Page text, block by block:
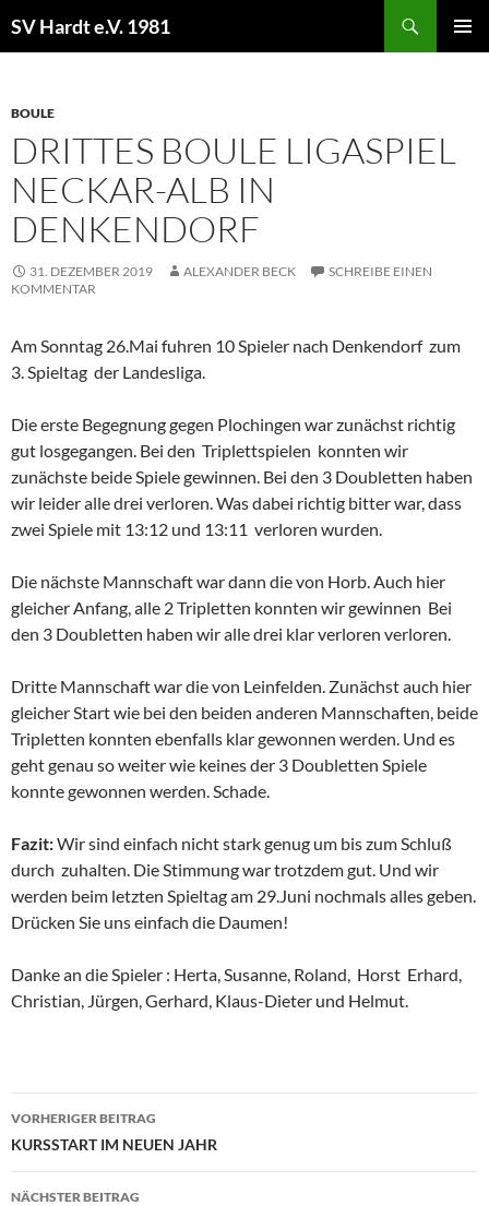
Inhalt
SV Hardt e.V. 1981
BOULE
DRITTES BOULE LIGASPIEL
NECKAR-ALB IN
DENKENDORF
31. DEZEMBER 2019 ALEXANDER BECK
SCHREIBE EINEN
KOMMENTAR
Am Sonntag 26.Mai fuhren 10 Spieler nach Denkendorf zum
3. Spieltag der Landesliga.
Die erste Begegnung gegen Plochingen war zunächst richtig
gut losgegangen. Bei den Triplettspielen konnten wir
zunächste beide Spiele gewinnen. Bei den 3 Doubletten haben
wir leider alle drei verloren. Was dabei richtig bitter war, dass
zwei Spiele mit 13:12 und 13:11 verloren wurden.
Die nächste Mannschaft war dann die von Horb. Auch hier
gleicher Anfang, alle 2 Tripletten konnten wir gewinnen Bei
den 3 Doubletten haben wir alle drei klar verloren verloren.
Dritte Mannschaft war die von Leinfelden. Zunächst auch hier
gleicher Start wie bei den beiden anderen Mannschaften, beide
Tripletten konnten ebenfalls klar gewonnen werden. Und es
geht genau so weiter wie keines der 3 Doubletten Spiele
konnte gewonnen werden. Schade.
Fazit:Wir sind einfach nicht stark genug um bis zum Schluß
durch zuhalten. Die Stimmung war trotzdem gut. Und wir
werden beim letzten Spieltag am 29.Juni nochmals alles geben.
Drücken Sie uns einfach die Daumen!
Danke an die Spieler : Herta, Susanne, Roland, Horst Erhard,
Christian, Jürgen, Gerhard, Klaus-Dieter und Helmut.
Beitragsnavigation
VORHERIGER BEITRAG
KURSSTART IM NEUEN JAHR
NÄCHSTER BEITRAG